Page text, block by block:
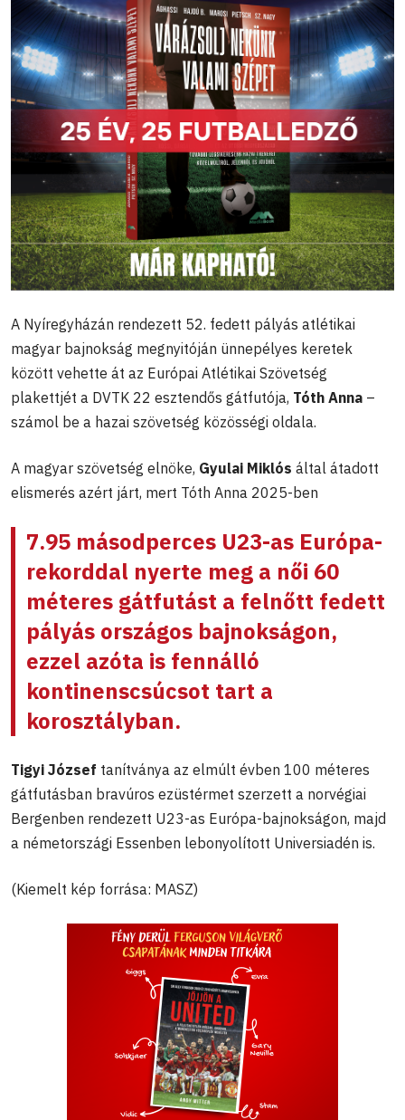
A Nyíregyházán rendezett 52. fedett pályás atlétikai
magyar bajnokság megnyitóján ünnepélyes keretek
között vehette át az Európai Atlétikai Szövetség
plakettjét a DVTK 22 esztendős gátfutója, Tóth Anna –
számol be a hazai szövetség közösségi oldala.
A magyar szövetség elnöke, Gyulai Miklós által átadott
elismerés azért járt, mert Tóth Anna 2025-ben
7.95 másodperces U23-as Európa-
rekorddal nyerte meg a női 60
méteres gátfutást a felnőtt fedett
pályás országos bajnokságon,
ezzel azóta is fennálló
kontinenscsúcsot tart a
korosztályban.
Tigyi József tanítványa az elmúlt évben 100 méteres
gátfutásban bravúros ezüstérmet szerzett a norvégiai
Bergenben rendezett U23-as Európa-bajnokságon, majd
a németországi Essenben lebonyolított Universiadén is.
(Kiemelt kép forrása: MASZ)